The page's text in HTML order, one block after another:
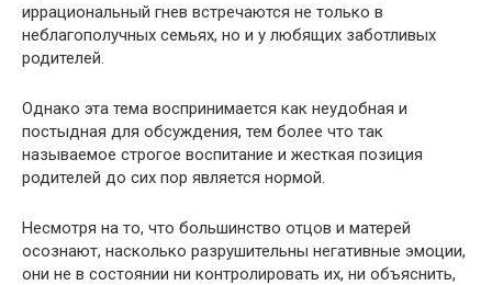
иррациональный гнев встречаются не только в
неблагополучных семьях, но и у любящих заботливых
родителей.
Однако эта тема воспринимается как неудобная и
постыдная для обсуждения, тем более что так
называемое строгое воспитание и жесткая позиция
родителей до сих пор является нормой.
Несмотря на то, что большинство отцов и матерей
осознают, насколько разрушительны негативные эмоции,
они не в состоянии ни контролировать их, ни объяснить,